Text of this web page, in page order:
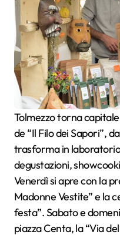
Tolmezzo torna capitale del gusto con la XXII edizione
de “Il Filo dei Sapori”,
trasforma in
degustazioni,
Venerdì si apre con la
Madonne Vestite” e la
festa”. Sabato e
piazza Centa, la “Via